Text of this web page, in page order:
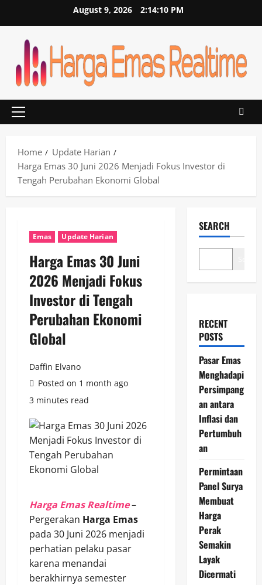
August 9, 2026 2:14:11 PM
Primary
Home
Update Harian
Harga Emas 30 Juni 2026 Menjadi Fokus Investor di
Tengah Perubahan Ekonomi Global
Emas Update Harian
Harga Emas 30 Juni
2026 Menjadi Fokus
Investor di Tengah
Perubahan Ekonomi
Global
Daffin Elvano
Posted on 1 month ago
3 minutes read
Harga Emas Realtime–
Pergerakan Harga Emas
pada 30 Juni 2026 menjadi
perhatian pelaku pasar
karena menandai
berakhirnya semester
SEARCH
RECENT
POSTS
Pasar Emas
Menghadapi
Persimpang
an antara
Inflasi dan
Pertumbuh
an
Permintaan
Panel Surya
Membuat
Harga
Perak
Semakin
Layak
Dicermati